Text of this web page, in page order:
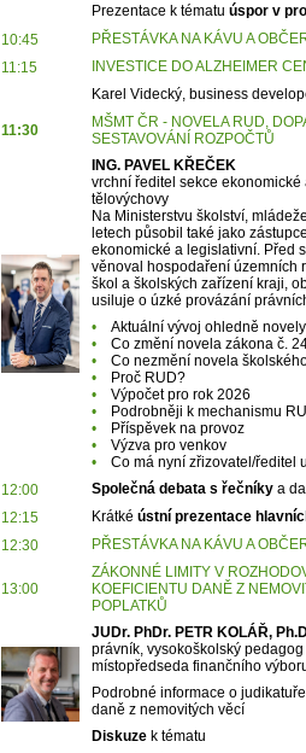
Prezentace k tématu úspor v
10:45
PŘESTÁVKA NA KÁVU A
11:15
INVESTICE DO ALZHEIMER
Karel Videcký, business
11:30
MŠMT ČR - NOVELA RUD,
SESTAVOVÁNÍ ROZPOČTŮ
ING. PAVEL KŘEČEK
vrchní ředitel sekce
tělovýchovy
Na Ministerstvu školství,
letech působil také jako
ekonomické a legislativní. Před
věnoval hospodaření územních
škol a školských zařízení kraji,
usiluje o úzké provázání
•
Aktuální vývoj ohledně
•
Co změní novela zákona č.
•
Co nezmění novela
•
Proč RUD?
•
Výpočet pro rok 2026
•
Podrobněji k mechanismu
•
Příspěvek na provoz
•
Výzva pro venkov
•
Co má nyní zřizovatel/ředitel
12:00
Společná debata s řečníkya
12:15
Krátké ústní prezentace
12:30
PŘESTÁVKA NA KÁVU A
13:00
ZÁKONNÉ LIMITY V
KOEFICIENTU DANĚ Z
POPLATKŮ
JUDr. PhDr. PETR KOLÁŘ,
právník, vysokoškolský
místopředseda finančního
Podrobné informace o
daně z nemovitých věcí
Diskuzek tématu